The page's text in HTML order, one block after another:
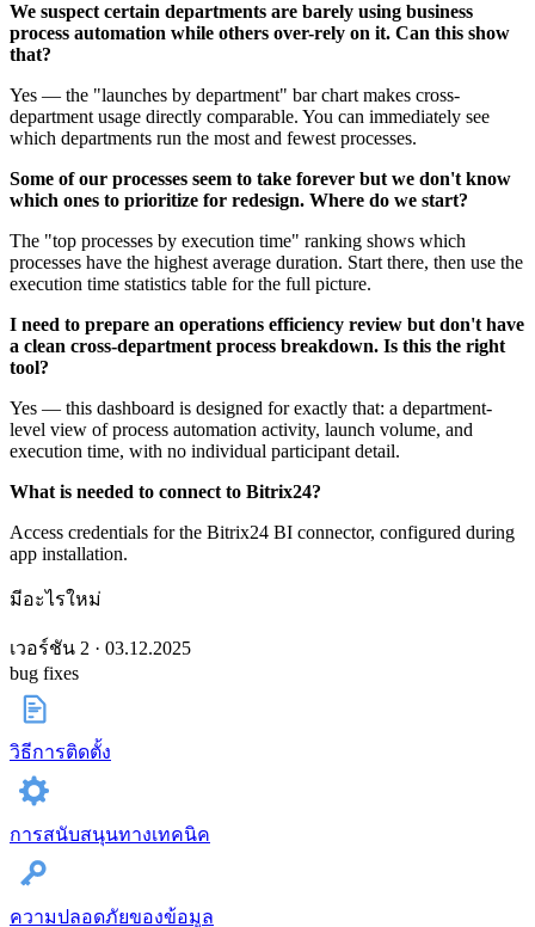
We suspect certain departments are barely using business
process automation while others over-rely on it. Can this show
that?
Yes — the "launches by department" bar chart makes cross-
department usage directly comparable. You can immediately see
which departments run the most and fewest processes.
Some of our processes seem to take forever but we don't know
which ones to prioritize for redesign. Where do we start?
The "top processes by execution time" ranking shows which
processes have the highest average duration. Start there, then use the
execution time statistics table for the full picture.
I need to prepare an operations efficiency review but don't have
a clean cross-department process breakdown. Is this the right
tool?
Yes — this dashboard is designed for exactly that: a department-
level view of process automation activity, launch volume, and
execution time, with no individual participant detail.
What is needed to connect to Bitrix24?
Access credentials for the Bitrix24 BI connector, configured during
app installation.
มีอะไรใหม่
เวอร์ชัน 2 · 03.12.2025
bug fixes
วิธีการติดตั้ง
การสนับสนุนทางเทคนิค
ความปลอดภัยของข้อมูล